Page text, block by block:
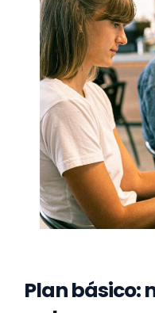
Plan básico: